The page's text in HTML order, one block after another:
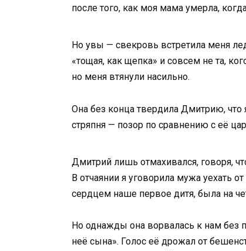
после того, как моя мама умерла,
Но увы — свекровь встретила меня
«тощая, как щепка» и совсем не та,
но меня втянули насильно.
Она без конца твердила Дмитрию, что
стряпня — позор по сравнению с её
Дмитрий лишь отмахивался, говоря,
В отчаянии я уговорила мужа уехать
сердцем наше первое дитя, была на
Но однажды она ворвалась к нам без
неё сына». Голос её дрожал от